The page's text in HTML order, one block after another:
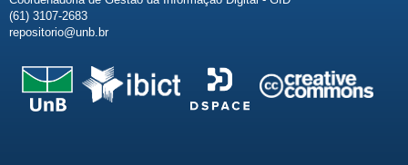
(61) 3107-2683
repositorio@unb.br